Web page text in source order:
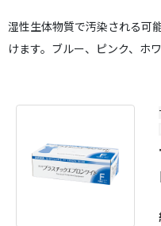
湿性生体物質で汚染される可
けます。ブルー、ピンク、ホ